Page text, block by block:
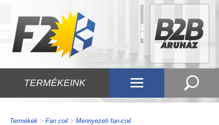
TERMÉKEINK
Termékek > Fan coil > Mennyezeti fan-coil